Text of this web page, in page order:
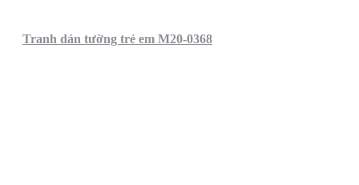
Tranh dán tường trẻ em M20-0368